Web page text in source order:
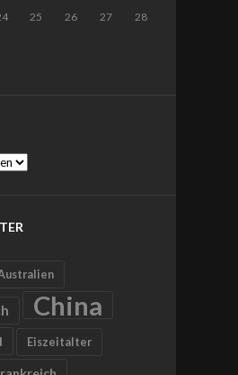
25 26 27
28
China
Eiszeitalter